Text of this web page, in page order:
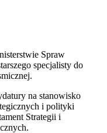
Spraw
specjalisty do
na stanowisko
i polityki
Strategii i